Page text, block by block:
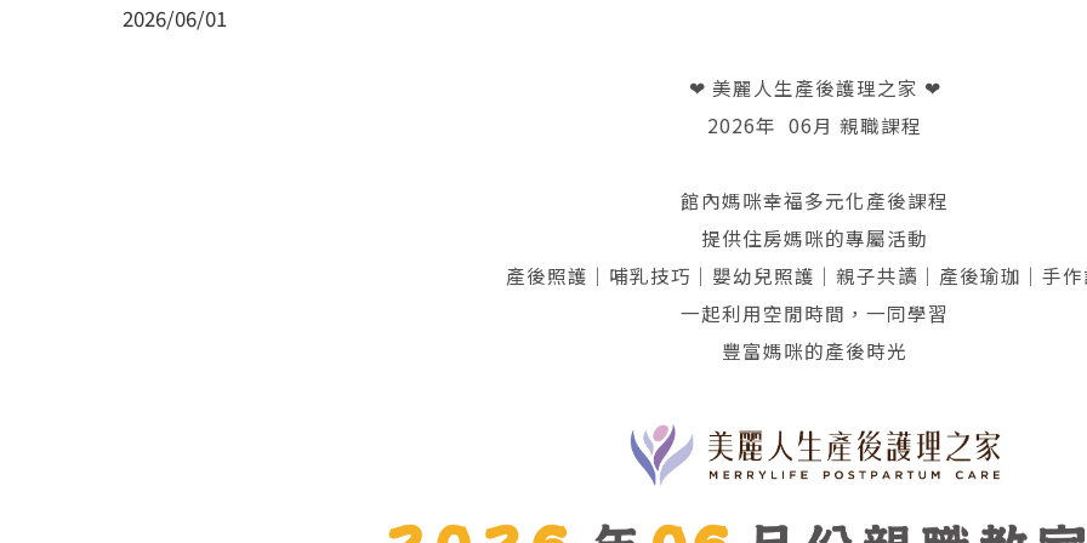
2026/06/01
❤ 美麗人生產後護理之家 ❤
2026年 06月 親職課程
館內媽咪幸福多元化產後課程
提供住房媽咪的專屬活動
產後照護｜哺乳技巧｜嬰幼兒照護｜親子共讀｜產後瑜珈｜手
一起利用空閒時間，一同學習
豐富媽咪的產後時光